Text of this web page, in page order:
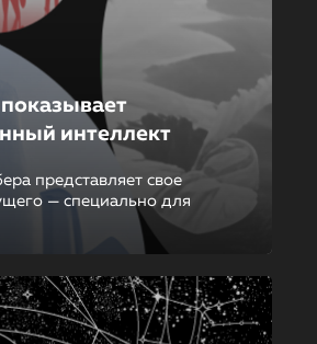
показывает
интеллект
представляет свое
— специально для